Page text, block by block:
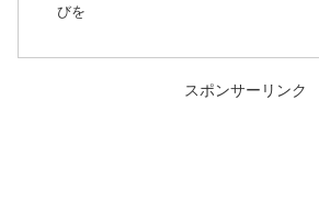
びを
スポンサーリンク